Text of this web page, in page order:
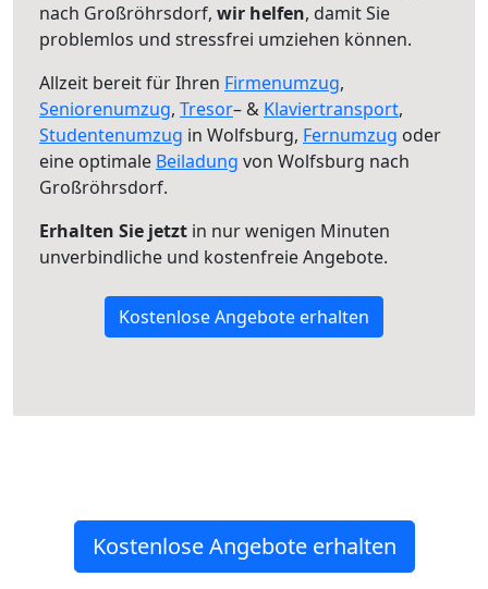
nach Großröhrsdorf, wir helfen, damit Sie
problemlos und stressfrei umziehen können.
Allzeit bereit für Ihren Firmenumzug,
Seniorenumzug, Tresor– & Klaviertransport,
Studentenumzug in Wolfsburg, Fernumzug oder
eine optimale Beiladung von Wolfsburg nach
Großröhrsdorf.
Erhalten Sie jetzt in nur wenigen Minuten
unverbindliche und kostenfreie Angebote.
Kostenlose Angebote erhalten
Kostenlose Angebote erhalten